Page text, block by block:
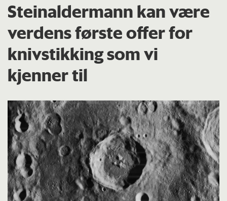
Steinaldermann kan være
verdens første offer for
knivstikking som vi
kjenner til